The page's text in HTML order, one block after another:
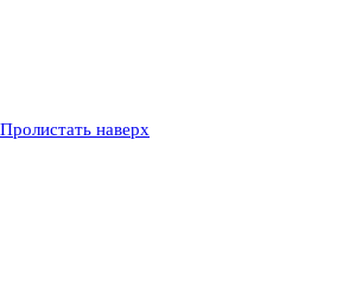
Пролистать наверх